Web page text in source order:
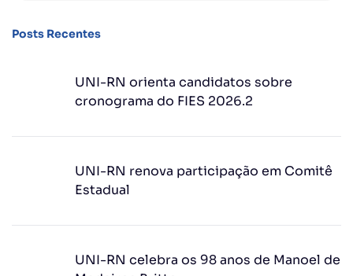
Posts Recentes
UNI-RN orienta candidatos sobre
cronograma do FIES 2026.2
UNI-RN renova participação em Comitê
Estadual
UNI-RN celebra os 98 anos de Manoel de